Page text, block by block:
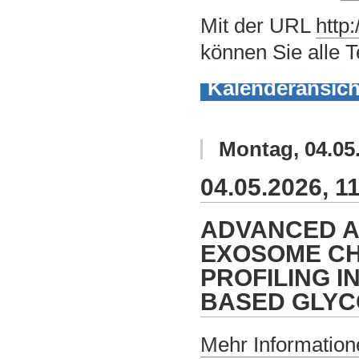
Mit der URL
können Sie alle
Montag,
04.05.2026,
ADVANCED
EXOSOME
PROFILING
BASED
Mehr